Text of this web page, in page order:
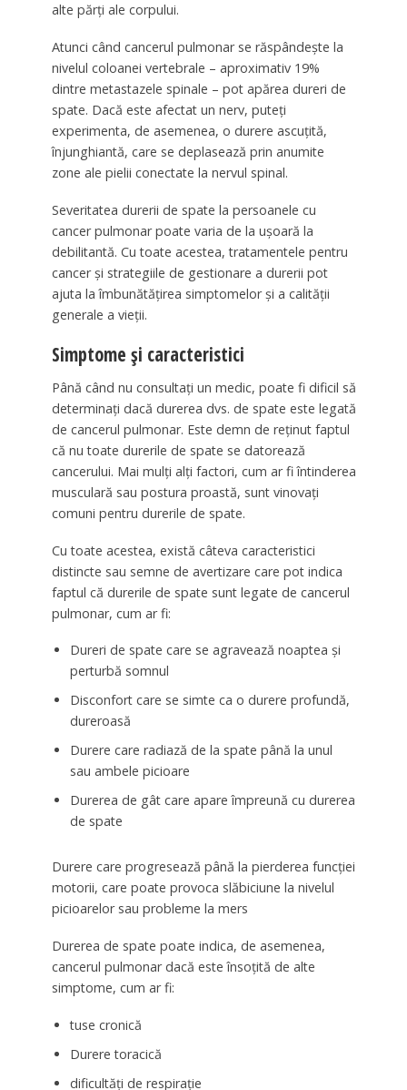
alte părți ale corpului.
Atunci când cancerul pulmonar se răspândește la
nivelul coloanei vertebrale – aproximativ 19%
dintre metastazele spinale – pot apărea dureri de
spate. Dacă este afectat un nerv, puteți
experimenta, de asemenea, o durere ascuțită,
înjunghiantă, care se deplasează prin anumite
zone ale pielii conectate la nervul spinal.
Severitatea durerii de spate la persoanele cu
cancer pulmonar poate varia de la ușoară la
debilitantă. Cu toate acestea, tratamentele pentru
cancer și strategiile de gestionare a durerii pot
ajuta la îmbunătățirea simptomelor și a calității
generale a vieții.
Simptome și caracteristici
Până când nu consultați un medic, poate fi dificil să
determinați dacă durerea dvs. de spate este legată
de cancerul pulmonar. Este demn de reținut faptul
că nu toate durerile de spate se datorează
cancerului. Mai mulți alți factori, cum ar fi întinderea
musculară sau postura proastă, sunt vinovați
comuni pentru durerile de spate.
Cu toate acestea, există câteva caracteristici
distincte sau semne de avertizare care pot indica
faptul că durerile de spate sunt legate de cancerul
pulmonar, cum ar fi:
Dureri de spate care se agravează noaptea și
perturbă somnul
Disconfort care se simte ca o durere profundă,
dureroasă
Durere care radiază de la spate până la unul
sau ambele picioare
Durerea de gât care apare împreună cu durerea
de spate
Durere care progresează până la pierderea funcției
motorii, care poate provoca slăbiciune la nivelul
picioarelor sau probleme la mers
Durerea de spate poate indica, de asemenea,
cancerul pulmonar dacă este însoțită de alte
simptome, cum ar fi:
tuse cronică
Durere toracică
dificultăți de respirație